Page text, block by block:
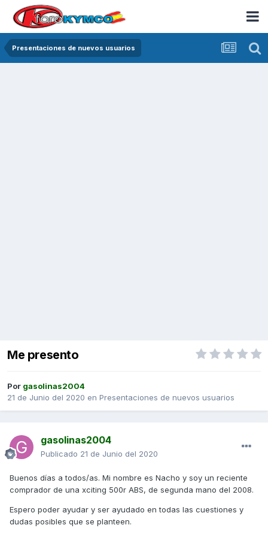
Presentaciones de nuevos usuarios
Me presento
Por gasolinas2004
21 de Junio del 2020 en Presentaciones de nuevos usuarios
gasolinas2004
Publicado 21 de Junio del 2020
Buenos días a todos/as. Mi nombre es Nacho y soy un reciente
comprador de una xciting 500r ABS, de segunda mano del 2008.
Espero poder ayudar y ser ayudado en todas las cuestiones y
dudas posibles que se planteen.